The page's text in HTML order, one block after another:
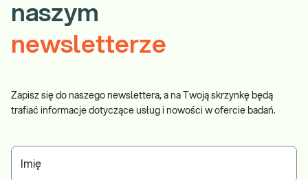
naszym
newsletterze
Zapisz się do naszego newslettera, a na Twoją skrzynkę będą
trafiać informacje dotyczące usług i nowości w ofercie badań.
Imię